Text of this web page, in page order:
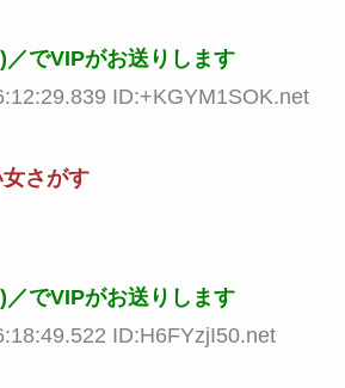
でVIPがお送りします
ID:+KGYM1SOK.net
さがす
でVIPがお送りします
ID:H6FYzjI50.net